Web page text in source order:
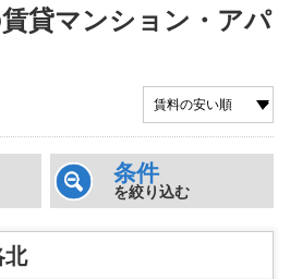
さんに
ン？賃家？
貸マンション・アパ
条件
を絞り込む
北